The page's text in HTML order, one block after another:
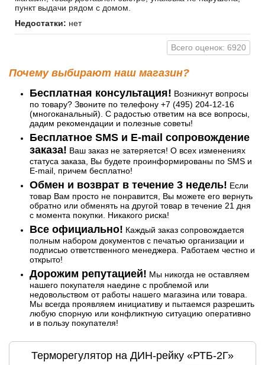
пункт выдачи рядом с домом.
Недостатки: нет
Всего оценок: 6920
Почему выбирают наш магазин?
Бесплатная консультация! Возникнут вопросы
по товару? Звоните по телефону +7 (495) 204-12-16
(многоканальный). С радостью ответим на все вопросы,
дадим рекомендации и полезные советы!
Бесплатное SMS и E-mail сопровождение
заказа! Ваш заказ не затеряется! О всех изменениях
статуса заказа, Вы будете проинформированы по SMS и
E-mail, причем бесплатно!
Обмен и возврат в течение 3 недель! Если
товар Вам просто не понравится, Вы можете его вернуть
обратно или обменять на другой товар в течение 21 дня
с момента покупки. Никакого риска!
Все официально! Каждый заказ сопровождается
полным набором документов с печатью организации и
подписью ответственного менеджера. Работаем честно и
открыто!
Дорожим репутацией! Мы никогда не оставляем
нашего покупателя наедине с проблемой или
недовольством от работы нашего магазина или товара.
Мы всегда проявляем инициативу и пытаемся разрешить
любую спорную или конфликтную ситуацию оперативно
и в пользу покупателя!
Терморегулятор на ДИН-рейку «РТБ-2Г»